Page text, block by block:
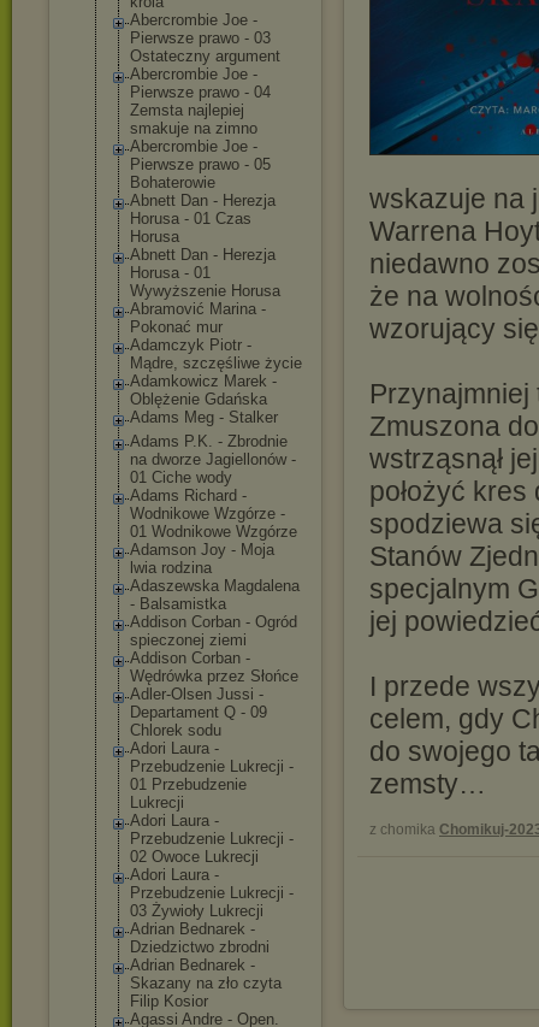
Abercrombie Joe -
Pierwsze prawo - 03
Ostateczny argument
Abercrombie Joe -
Pierwsze prawo - 04
Zemsta najlepiej
smakuje na zimno
Abercrombie Joe -
Pierwsze prawo - 05
Bohaterowie
Abnett Dan - Herezja
Horusa - 01 Czas
Horusa
Abnett Dan - Herezja
Horusa - 01
Wywyższenie Horusa
Abramović Marina -
Pokonać mur
Adamczyk Piotr -
Mądre, szczęśliwe życie
Adamkowicz Marek -
Oblężenie Gdańska
Adams Meg - Stalker
Adams P.K. - Zbrodnie
na dworze Jagiellonów -
01 Ciche wody
Adams Richard -
Wodnikowe Wzgórze -
01 Wodnikowe Wzgórze
Adamson Joy - Moja
lwia rodzina
Adaszewska Magdalena
- Balsamistka
Addison Corban - Ogród
spieczonej ziemi
Addison Corban -
Wędrówka przez Słońce
Adler-Olsen Jussi -
Departament Q - 09
Chlorek sodu
Adori Laura -
Przebudzenie Lukrecji -
01 Przebudzenie
Lukrecji
Adori Laura -
Przebudzenie Lukrecji -
02 Owoce Lukrecji
Adori Laura -
Przebudzenie Lukrecji -
03 Żywioły Lukrecji
Adrian Bednarek -
Dziedzictwo zbrodni
Adrian Bednarek -
Skazany na zło czyta
Filip Kosior
Agassi Andre - Open.
wskazuje na
Warrena
niedawno
że na
wzorujący
Zmuszona
wstrząsnął
położyć
spodziewa
Stanów
specjalnym
jej
I przede
celem, gdy
do swojego
zemsty…
z chomika Chomikuj-